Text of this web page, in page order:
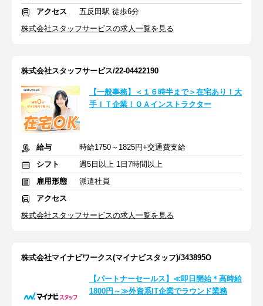
アクセス
五反田駅 徒歩6分
株式会社スタッフサービスの求人一覧を見る
株式会社スタッフサービス/22-04422190
【一般事務】＜１６時半まで＞在宅あり！大
手ＩＴ企業！ＯＡインストラクター
給与
時給1750～1825円+交通費支給
シフト
週5日以上 1日7時間以上
雇用形態
派遣社員
アクセス
株式会社スタッフサービスの求人一覧を見る
株式会社マイナビワークス(マイナビスタッフ)/343895O
【パートナーセールス】≪即日開始＊高時給
1800円～≫外資系IT企業でラウンド業務